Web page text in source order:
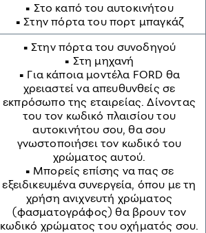
• Στο καπό του αυτοκινήτου
• Στην πόρτα του πορτ μπαγκάζ
• Στην πόρτα του συνοδηγού
• Στη μηχανή
• Για κάποια μοντέλα FORD θα
χρειαστεί να απευθυνθείς σε
εκπρόσωπο της εταιρείας. Δίνοντας
του τον κωδικό πλαισίου του
αυτοκινήτου σου, θα σου
γνωστοποιήσει τον κωδικό του
χρώματος αυτού.
• Μπορείς επίσης να πας σε
εξειδικευμένα συνεργεία, όπου με τη
χρήση ανιχνευτή χρώματος
(φασματογράφος) θα βρουν τον
κωδικό χρώματος του οχήματός σου.